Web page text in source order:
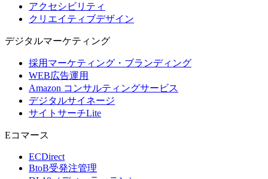
アクセシビリティ
クリエイティブデザイン
デジタルマーケティング
採用マーケティング・ブランディング
WEB広告運用
Amazon コンサルティングサービス
デジタルサイネージ
サイトサーチLite
Eコマース
ECDirect
BtoB受発注管理